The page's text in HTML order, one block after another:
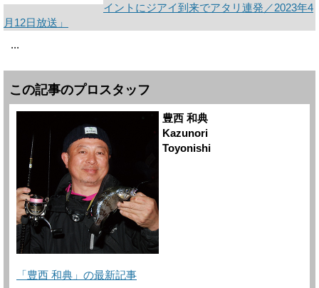
イントにジアイ到来でアタリ連発／2023年4
月12日放送」
...
この記事のプロスタッフ
豊西 和典
Kazunori
Toyonishi
「豊西 和典」の最新記事